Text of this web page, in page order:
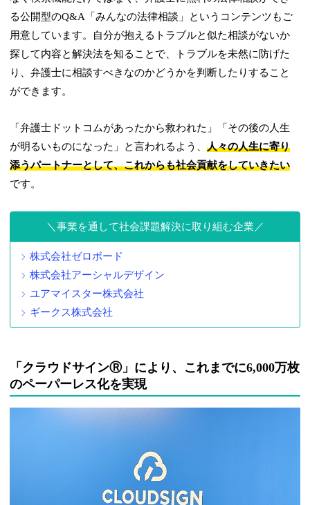
る公開型のQ&A「みんなの法律相談」というコンテンツもご
用意しています。自分が抱えるトラブルと似た相談がないか
探して内容と解決法を知ることで、トラブルを未然に防げた
り、弁護士に相談すべきなのかどうかを判断したりすること
ができます。
「弁護士ドットコムがあったから救われた」「その後の人生
が明るいものになった」と言われるよう、人々の人生に寄り
添うパートナーとして、これからも社会貢献をしていきたい
です。
事業を通して社会課題解決に取り組む企業
株式会社ゼロボード
株式会社アーシャルデザイン
ユアマイスター株式会社
ギークス株式会社
「クラウドサインⓇ」により、これまでに6,000万枚
のペーパーレス化を実現